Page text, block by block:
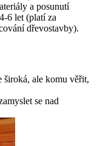
a posunutí
6 let (platí za
dřevostavby).
široká, ale komu věřit,
se nad